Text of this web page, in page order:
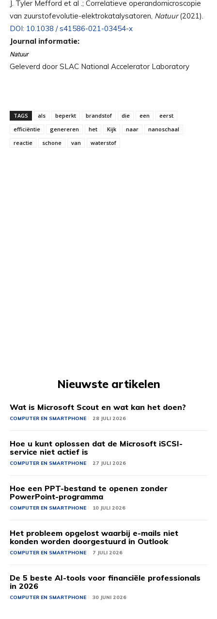
J. Tyler Mefford et al .; Correlatieve operandomicroscopie
van zuurstofevolutie-elektrokatalysatoren, Natuur(2021).
DOI: 10.1038 / s41586-021-03454-x
Journal informatie:
Natuur
Geleverd door SLAC National Accelerator Laboratory
TAGS als beperkt brandstof die een
eerst
efficiëntie
genereren het Kijk naar
nanoschaal
reactie
schone van waterstof
Nieuwste artikelen
Wat is Microsoft Scout en wat kan het doen?
COMPUTER EN SMARTPHONE 28 JULI 2026
Hoe u kunt oplossen dat de Microsoft iSCSI-
service niet actief is
COMPUTER EN SMARTPHONE 27 JULI 2026
Hoe een PPT-bestand te openen zonder
PowerPoint-programma
COMPUTER EN SMARTPHONE 10 JULI 2026
Het probleem opgelost waarbij e-mails niet
konden worden doorgestuurd in Outlook
COMPUTER EN SMARTPHONE 7 JULI 2026
De 5 beste AI-tools voor financiële professionals
in 2026
COMPUTER EN SMARTPHONE 30 JUNI 2026